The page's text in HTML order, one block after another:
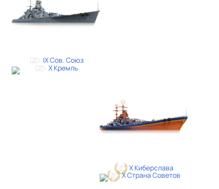
IX Сов. Союз
X Кремль
X Киберслава
X Страна Советов